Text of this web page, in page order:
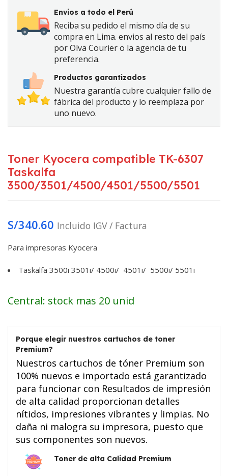
Envios a todo el Perú
Reciba su pedido el mismo día de su
compra en Lima. envios al resto del país
por Olva Courier o la agencia de tu
preferencia.
Productos garantizados
Nuestra garantía cubre cualquier fallo de
fábrica del producto y lo reemplaza por
uno nuevo.
Toner Kyocera compatible TK-6307
Taskalfa
3500/3501/4500/4501/5500/5501
S/340.60 Incluido IGV / Factura
Para impresoras Kyocera
Taskalfa 3500i 3501i/ 4500i/ 4501i/ 5500i/ 5501i
Central: stock mas 20 unid
Porque elegir nuestros cartuchos de toner
Premium?
Nuestros cartuchos de tóner Premium son
100% nuevos e importado está garantizado
para funcionar con Resultados de impresión
de alta calidad proporcionan detalles
nítidos, impresiones vibrantes y limpias. No
daña ni malogra su impresora, puesto que
sus componentes son nuevos.
Toner de alta Calidad Premium